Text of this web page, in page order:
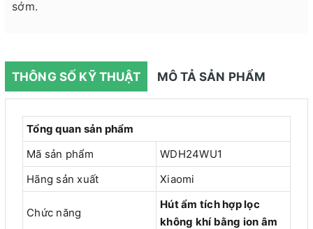
sớm.
THÔNG SỐ KỸ THUẬT MÔ TẢ SẢN PHẨM
Tổng quan sản phẩm
Mã sản phẩm
WDH24WU1
Hãng sản xuất
Xiaomi
Chức năng
Hút ẩm tích hợp lọc
không khí bằng ion âm